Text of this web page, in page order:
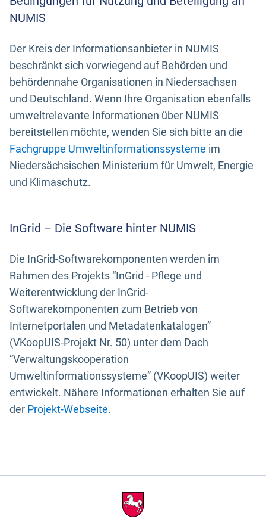
NUMIS
Der Kreis der Informationsanbieter in NUMIS
beschränkt sich vorwiegend auf Behörden und
behördennahe Organisationen in Niedersachsen
und Deutschland. Wenn Ihre Organisation ebenfalls
umweltrelevante Informationen über NUMIS
bereitstellen möchte, wenden Sie sich bitte an die
Fachgruppe Umweltinformationssysteme im
Niedersächsischen Ministerium für Umwelt, Energie
und Klimaschutz.
InGrid – Die Software hinter NUMIS
Die InGrid-Softwarekomponenten werden im
Rahmen des Projekts “InGrid - Pflege und
Weiterentwicklung der InGrid-
Softwarekomponenten zum Betrieb von
Internetportalen und Metadatenkatalogen”
(VKoopUIS-Projekt Nr. 50) unter dem Dach
“Verwaltungskooperation
Umweltinformationssysteme” (VKoopUIS) weiter
entwickelt. Nähere Informationen erhalten Sie auf
der Projekt-Webseite.